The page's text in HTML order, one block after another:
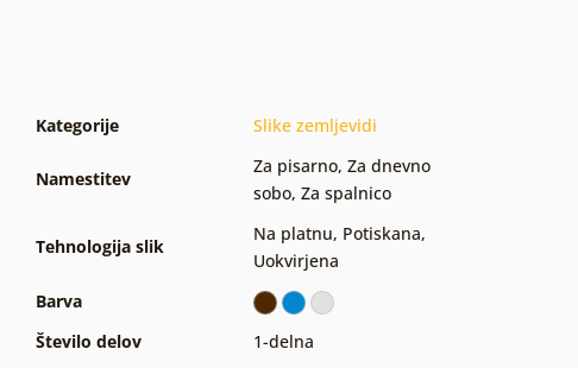
Kategorije Slike zemljevidi
Namestitev
Za pisarno, Za dnevno
sobo, Za spalnico
Tehnologija slik
Na platnu, Potiskana,
Uokvirjena
Barva
Število delov
1-delna